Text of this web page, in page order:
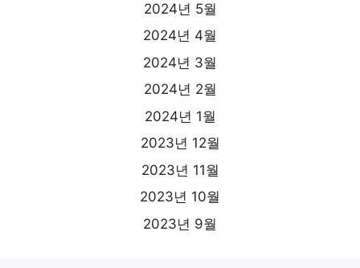
2024년 5월
2024년 4월
2024년 3월
2024년 2월
2024년 1월
2023년 12월
2023년 11월
2023년 10월
2023년 9월